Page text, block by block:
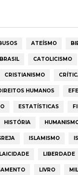
ATEÍSMO
BRASIL CATOLICISMO
CRISTIANISMO
HUMANOS
ESTATÍSTICAS
HISTÓRIA
ISLAMISMO
LAICIDADE LIBERDADE
LIVRO